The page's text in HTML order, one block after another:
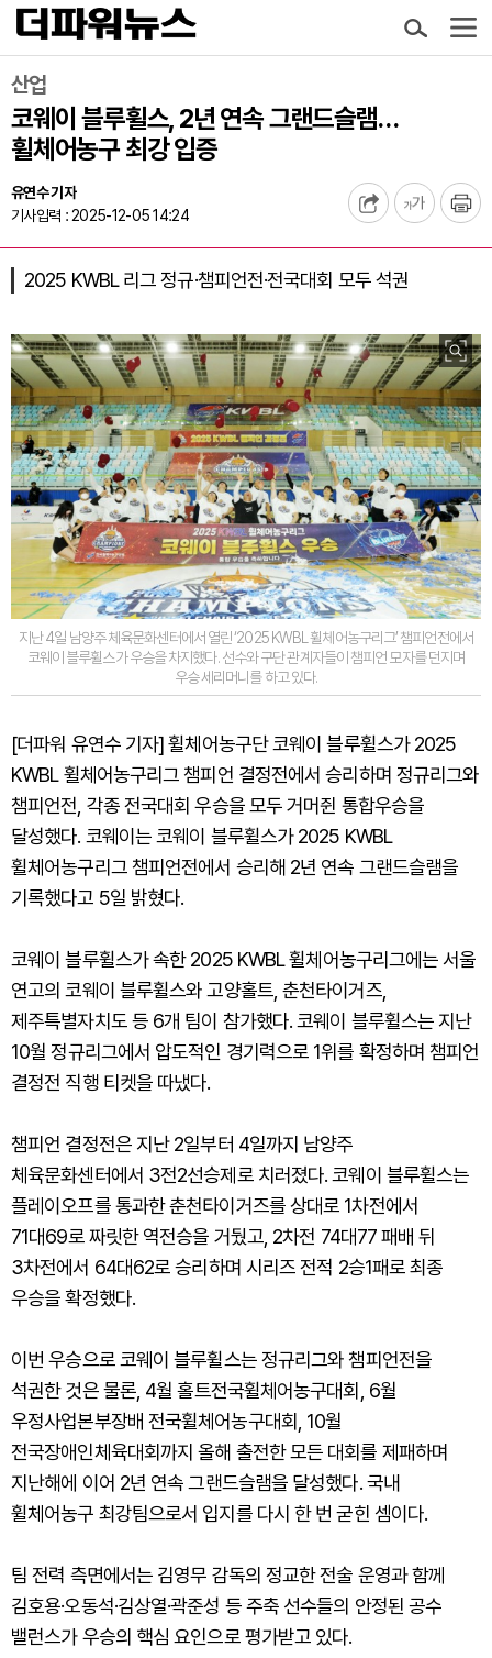
산업
코웨이 블루휠스, 2년 연속 그랜드슬램…
휠체어농구 최강 입증
유연수 기자
기사입력 : 2025-12-05 14:24
2025 KWBL 리그 정규·챔피언전·전국대회 모두 석권
지난 4일 남양주 체육문화센터에서 열린 ‘2025 KWBL 휠체어농구리그’ 챔피언전에서
코웨이 블루휠스가 우승을 차지했다. 선수와 구단 관계자들이 챔피언 모자를 던지며
우승 세리머니를 하고 있다.
[더파워 유연수 기자] 휠체어농구단 코웨이 블루휠스가 2025
KWBL 휠체어농구리그 챔피언 결정전에서 승리하며 정규리그와
챔피언전, 각종 전국대회 우승을 모두 거머쥔 통합우승을
달성했다. 코웨이는 코웨이 블루휠스가 2025 KWBL
휠체어농구리그 챔피언전에서 승리해 2년 연속 그랜드슬램을
기록했다고 5일 밝혔다.
코웨이 블루휠스가 속한 2025 KWBL 휠체어농구리그에는 서울
연고의 코웨이 블루휠스와 고양홀트, 춘천타이거즈,
제주특별자치도 등 6개 팀이 참가했다. 코웨이 블루휠스는 지난
10월 정규리그에서 압도적인 경기력으로 1위를 확정하며 챔피언
결정전 직행 티켓을 따냈다.
챔피언 결정전은 지난 2일부터 4일까지 남양주
체육문화센터에서 3전2선승제로 치러졌다. 코웨이 블루휠스는
플레이오프를 통과한 춘천타이거즈를 상대로 1차전에서
71대69로 짜릿한 역전승을 거뒀고, 2차전 74대77 패배 뒤
3차전에서 64대62로 승리하며 시리즈 전적 2승1패로 최종
우승을 확정했다.
이번 우승으로 코웨이 블루휠스는 정규리그와 챔피언전을
석권한 것은 물론, 4월 홀트전국휠체어농구대회, 6월
우정사업본부장배 전국휠체어농구대회, 10월
전국장애인체육대회까지 올해 출전한 모든 대회를 제패하며
지난해에 이어 2년 연속 그랜드슬램을 달성했다. 국내
휠체어농구 최강팀으로서 입지를 다시 한 번 굳힌 셈이다.
팀 전력 측면에서는 김영무 감독의 정교한 전술 운영과 함께
김호용·오동석·김상열·곽준성 등 주축 선수들의 안정된 공수
밸런스가 우승의 핵심 요인으로 평가받고 있다.